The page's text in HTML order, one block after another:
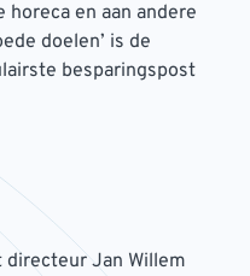
en aan andere
doelen’ is de
besparingspost
directeur Jan Willem